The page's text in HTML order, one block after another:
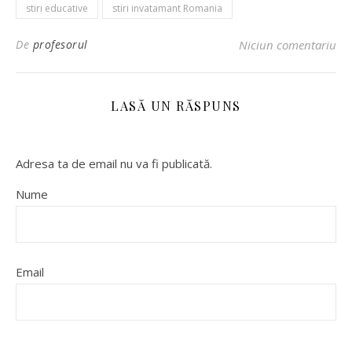
stiri educative
stiri invatamant Romania
De profesorul Niciun comentariu
LASĂ UN RĂSPUNS
Adresa ta de email nu va fi publicată.
Nume
Email